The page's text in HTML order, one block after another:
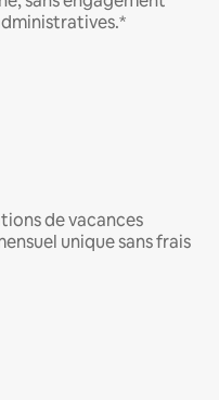
de vacances
unique sans frais